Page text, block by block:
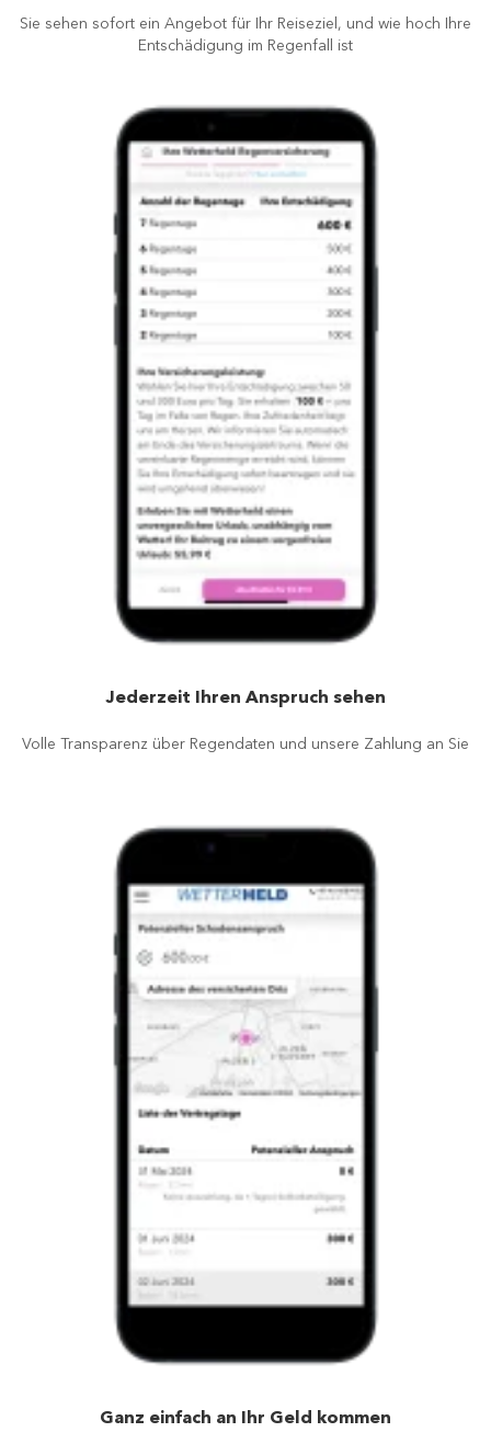
Sie sehen sofort ein Angebot für Ihr Reiseziel, und wie hoch Ihre
Entschädigung im Regenfall ist
Jederzeit Ihren Anspruch sehen
Volle Transparenz über Regendaten und unsere Zahlung an Sie
Ganz einfach an Ihr Geld kommen